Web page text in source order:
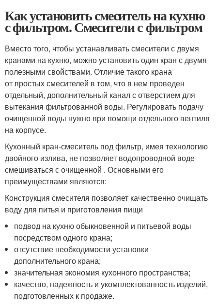
Как установить смеситель на кухню
с фильтром. Смесители с фильтром
Вместо того, чтобы устанавливать смесители с двумя
кранами на кухню, можно установить один кран с двумя
полезными свойствами. Отличие такого крана
от простых смесителей в том, что в нем проведен
отдельный, дополнительный канал с отверстием для
вытекания фильтрованной воды. Регулировать подачу
очищенной воды нужно при помощи отдельного вентиля
на корпусе.
Кухонный кран-смеситель под фильтр, имея технологию
двойного излива, не позволяет водопроводной воде
смешиваться с очищенной . Основными его
преимуществами являются:
Конструкция смесителя позволяет качественно очищать
воду для питья и приготовления пищи
подвод на кухню обыкновенной и питьевой воды
посредством одного крана;
отсутствие необходимости установки
дополнительного крана;
значительная экономия кухонного пространства;
качество, надежность и укомплектованность изделий,
подготовленных к продаже.